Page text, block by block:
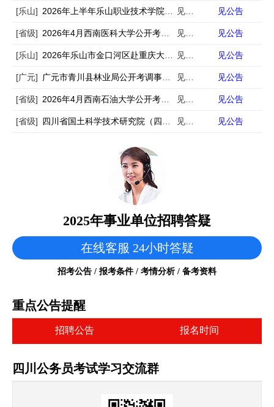
[乐山] 2026年上半年乐山职业技术学院公开考核招聘工作人员的公告 见公告 见公告
[省级] 2026年4月西南医科大学公开考核招聘40名工作人员公告 见公告 见公告
[乐山] 2026年乐山市金口河区赴重庆大学公开考核招聘事业单位工作人员的公告 见公告 见公告
[广元] 广元市青川县林业局公开考调事业单位工作人员的公告 见公告 见公告
[省级] 2026年4月西南石油大学公开考试招聘12名事业编制辅导员公告 见公告 见公告
[省级] 四川省国土科学技术研究院（四川省卫星应用技术中心）公开考核招聘专业技术人员公告 见公告 见公告
2025年事业单位招聘答疑
在线客服 24小时答疑
招考公告 / 报考条件 / 考情分析 / 备考资料
重点公告提醒
招聘公告 报名时间
四川公务员考试学习交流群